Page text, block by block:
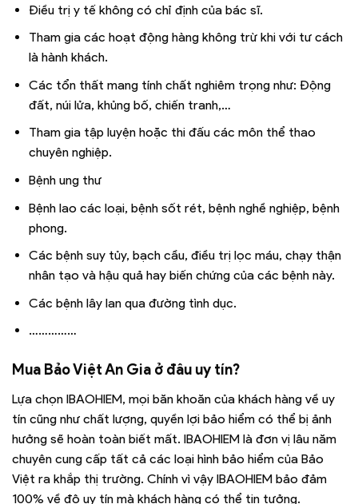
Điều trị y tế không có chỉ định của bác sĩ.
Tham gia các hoạt động hàng không trừ khi với tư cách
là hành khách.
Các tổn thất mang tính chất nghiêm trọng như: Động
đất, núi lửa, khủng bố, chiến tranh,…
Tham gia tập luyện hoặc thi đấu các môn thể thao
chuyên nghiệp.
Bệnh ung thư
Bệnh lao các loại, bệnh sốt rét, bệnh nghề nghiệp, bệnh
phong.
Các bệnh suy tủy, bạch cầu, điều trị lọc máu, chạy thận
nhân tạo và hậu quả hay biến chứng của các bệnh này.
Các bệnh lây lan qua đường tình dục.
……………
Mua Bảo Việt An Gia ở đâu uy tín?
Lựa chọn IBAOHIEM, mọi băn khoăn của khách hàng về uy
tín cũng như chất lượng, quyền lợi bảo hiểm có thể bị ảnh
hưởng sẽ hoàn toàn biết mất. IBAOHIEM là đơn vị lâu năm
chuyên cung cấp tất cả các loại hình bảo hiểm của Bảo
Việt ra khắp thị trường. Chính vì vậy IBAOHIEM bảo đảm
100% về độ uy tín mà khách hàng có thể tin tưởng.